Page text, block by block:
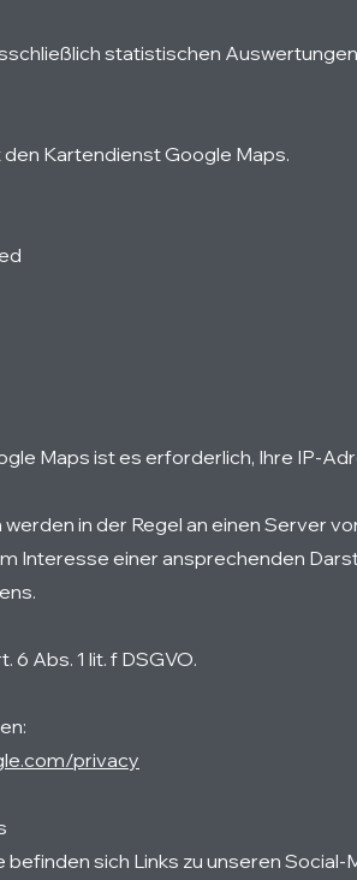
statistischen
Kartendienst Google Maps.
Maps ist es erforderlich, Ihre IP-
in der Regel an einen Server
Interesse einer ansprechenden
6 Abs. 1 lit. f DSGVO.
privacy
sich Links zu unseren